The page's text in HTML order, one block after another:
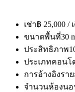
เช่า฿ 25,000 /
ขนาดพื้นที่30
ประสิทธิภาพ
ประเภทคอนโ
การอ้างอิงรา
จำนวนห้องน